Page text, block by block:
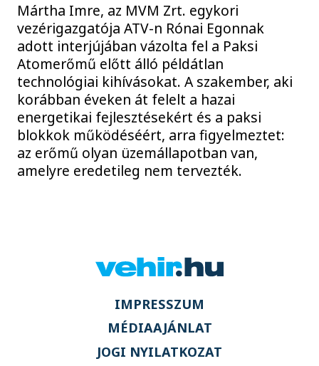
Mártha Imre, az MVM Zrt. egykori
vezérigazgatója ATV-n Rónai Egonnak
adott interjújában vázolta fel a Paksi
Atomerőmű előtt álló példátlan
technológiai kihívásokat. A szakember, aki
korábban éveken át felelt a hazai
energetikai fejlesztésekért és a paksi
blokkok működéséért, arra figyelmeztet:
az erőmű olyan üzemállapotban van,
amelyre eredetileg nem tervezték.
IMPRESSZUM
MÉDIAAJÁNLAT
JOGI NYILATKOZAT